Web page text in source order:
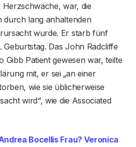
Herzschwäche, war, die
durch lang anhaltenden
wurde. Er starb fünf
Geburtstag. Das John Radcliffe
Gibb Patient gewesen war, teilte
mit, er sei „an einer
wie sie üblicherweise
wird“, wie die Associated
Bocellis Frau? Veronica